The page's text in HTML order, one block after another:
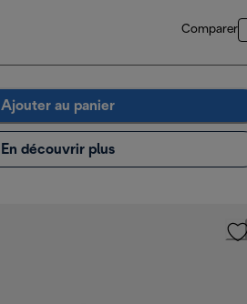
Comparer
Ajouter au panier
En découvrir plus